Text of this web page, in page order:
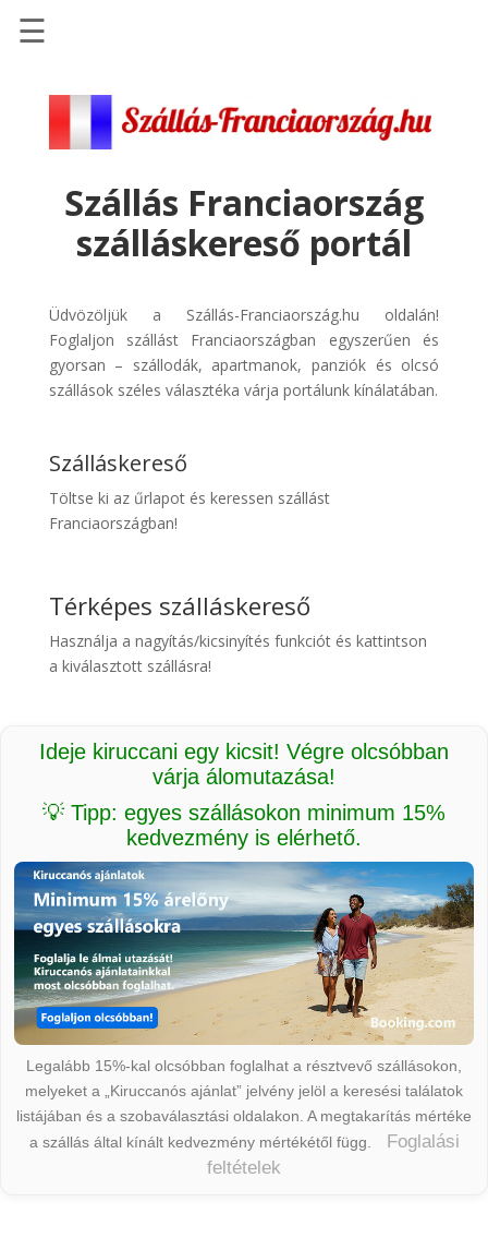
Szállások
Repülőjegy
pénzvisszatérítéssel
Discover
Cars
Kiwi
☰
Szállás Franciaország
szálláskereső portál
Üdvözöljük a Szállás-Franciaország.hu oldalán!
Foglaljon szállást Franciaországban egyszerűen és
gyorsan – szállodák, apartmanok, panziók és olcsó
szállások széles választéka várja portálunk kínálatában.
Szálláskereső
Töltse ki az űrlapot és keressen szállást
Franciaországban!
Térképes szálláskereső
Használja a nagyítás/kicsinyítés funkciót és kattintson
a kiválasztott szállásra!
Ideje kiruccani egy kicsit! Végre olcsóbban
várja álomutazása!
💡 Tipp: egyes szállásokon minimum 15%
kedvezmény is elérhető.
Legalább 15%-kal olcsóbban foglalhat a résztvevő szállásokon,
melyeket a „Kiruccanós ajánlat” jelvény jelöl a keresési találatok
listájában és a szobaválasztási oldalakon. A megtakarítás mértéke
a szállás által kínált kedvezmény mértékétől függ.
Foglalási
feltételek